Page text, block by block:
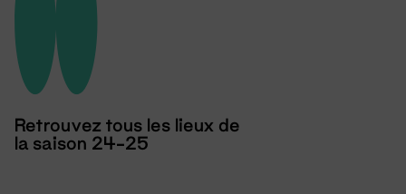
Retrouvez tous les lieux de
la saison 24-25